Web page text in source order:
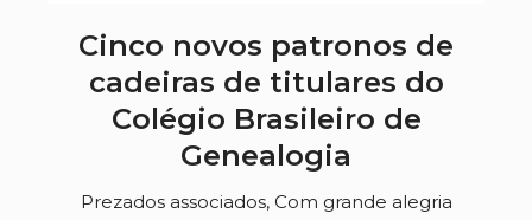
Cinco novos patronos de
cadeiras de titulares do
Colégio Brasileiro de
Genealogia
Prezados associados, Com grande alegria